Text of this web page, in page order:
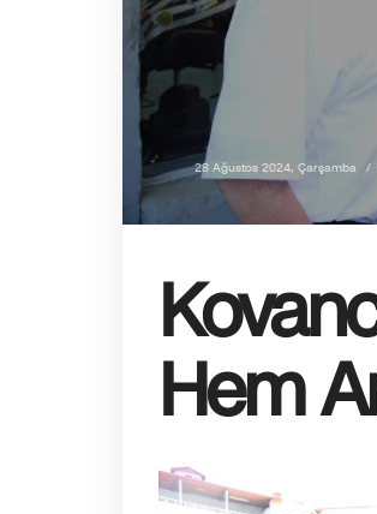
28 Ağustos 2024, Çarşamba /
Hem